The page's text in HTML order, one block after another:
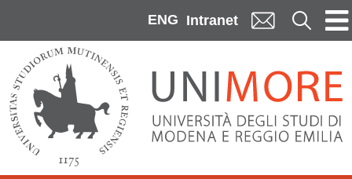
ENG Intranet Cerca